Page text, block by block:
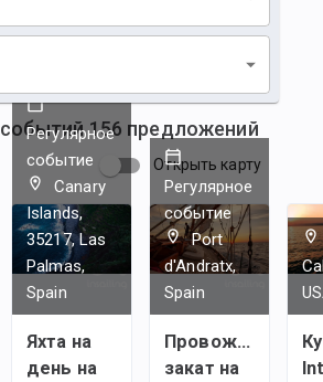
событий156 предложений
Открыть карту
Регулярное
событие
Canary
Islands,
35217, Las
Palmas,
Spain
Яхта на
день на
Регулярное
событие
Port
d'Andratx,
Spain
Провожаем
закат на